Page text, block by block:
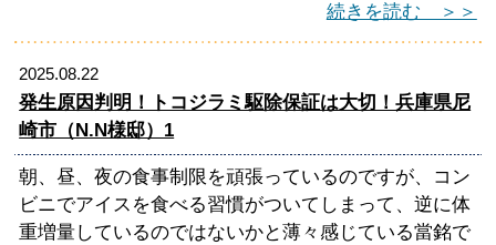
続きを読む ＞＞
2025.08.22
発生原因判明！トコジラミ駆除保証は大切！兵庫県尼
崎市（N.N様邸）1
朝、昼、夜の食事制限を頑張っているのですが、コン
ビニでアイスを食べる習慣がついてしまって、逆に体
重増量しているのではないかと薄々感じている當銘で